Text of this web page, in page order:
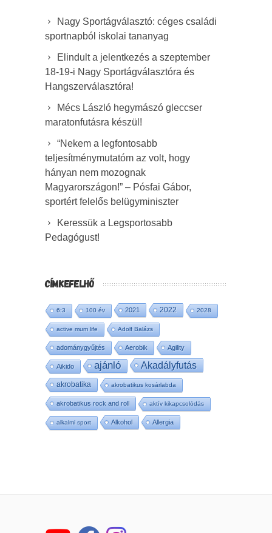
Nagy Sportágválasztó: céges családi
sportnapból iskolai tananyag
Elindult a jelentkezés a szeptember
18-19-i Nagy Sportágválasztóra és
Hangszerválasztóra!
Mécs László hegymászó gleccser
maratonfutásra készül!
“Nekem a legfontosabb
teljesítménymutatóm az volt, hogy
hányan nem mozognak
Magyarországon!” – Pósfai Gábor,
sportért felelős belügyminiszter
Keressük a Legsportosabb
Pedagógust!
CÍMKEFELHŐ
6:3 100 év 2021 2022 2028
active mum life Adolf Balázs
adománygyűjtés Aerobik Agility
Aikido ajánló Akadályfutás
akrobatika akrobatikus kosárlabda
akrobatikus rock and roll aktív kikapcsolódás
alkalmi sport Alkohol Allergia